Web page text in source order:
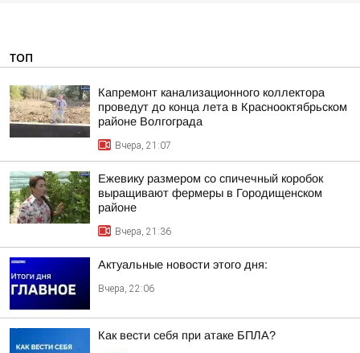
ТОП
Капремонт канализационного коллектора
проведут до конца лета в Краснооктябрьском
районе Волгограда
Вчера, 21:07
Ежевику размером со спичечный коробок
выращивают фермеры в Городищенском
районе
Вчера, 21:36
Актуальные новости этого дня:
Вчера, 22:06
Как вести себя при атаке БПЛА?